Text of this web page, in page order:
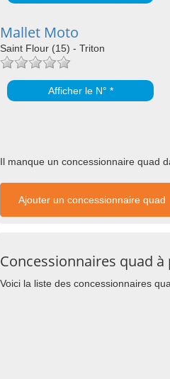
Mallet Moto
Saint Flour (15) - Triton
Afficher le N° *
Il manque un concessionnaire quad
Ajouter un concessionnaire quad
Concessionnaires quad
Voici la liste des concessionnaires